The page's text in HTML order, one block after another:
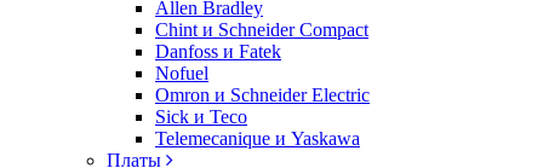
Allen Bradley
Chint и Schneider Compact
Danfoss и Fatek
Nofuel
Omron и Schneider Electric
Sick и Teco
Telemecanique и Yaskawa
Платы